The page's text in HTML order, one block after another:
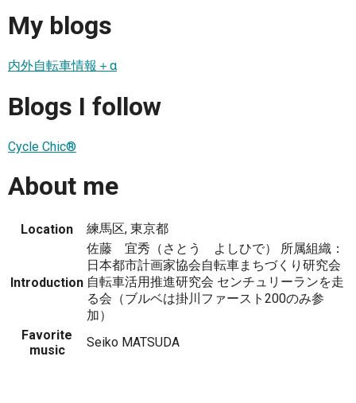
My blogs
内外自転車情報＋α
Blogs I follow
Cycle Chic®
About me
Location 練馬区, 東京都
Introduction
佐藤 宜秀（さとう よしひで） 所属組織：
日本都市計画家協会自転車まちづくり研究会
自転車活用推進研究会 センチュリーランを走
る会（ブルベは掛川ファースト200のみ参
加）
Favorite
music
Seiko MATSUDA